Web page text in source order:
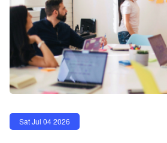
Sat Jul 04 2026